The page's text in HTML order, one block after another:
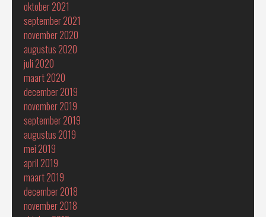
oktober 2021
september 2021
november 2020
augustus 2020
juli 2020
maart 2020
december 2019
november 2019
september 2019
augustus 2019
mei 2019
april 2019
maart 2019
december 2018
november 2018